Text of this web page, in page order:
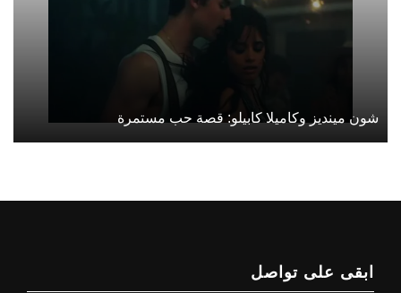
شون مينديز وكاميلا كابيلو: قصة حب مستمرة
ابقى على تواصل